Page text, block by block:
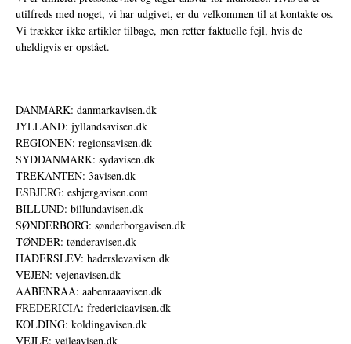
utilfreds med noget, vi har udgivet, er du velkommen til at kontakte os.
Vi trækker ikke artikler tilbage, men retter faktuelle fejl, hvis de
uheldigvis er opstået.
DANMARK: danmarkavisen.dk
JYLLAND: jyllandsavisen.dk
REGIONEN: regionsavisen.dk
SYDDANMARK: sydavisen.dk
TREKANTEN: 3avisen.dk
ESBJERG: esbjergavisen.com
BILLUND: billundavisen.dk
SØNDERBORG: sønderborgavisen.dk
TØNDER: tønderavisen.dk
HADERSLEV: haderslevavisen.dk
VEJEN: vejenavisen.dk
AABENRAA: aabenraaavisen.dk
FREDERICIA: fredericiaavisen.dk
KOLDING: koldingavisen.dk
VEJLE: vejleavisen.dk